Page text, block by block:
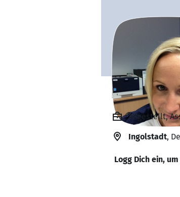
Nicole
Angestellt,
Ingolstadt,
Logg Dich ein,